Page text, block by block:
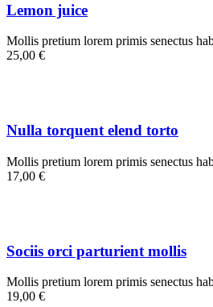
Lemon juice
Mollis pretium lorem primis senectus
25,00 €
Nulla torquent elend torto
Mollis pretium lorem primis senectus
17,00 €
Sociis orci parturient mollis
Mollis pretium lorem primis senectus
19,00 €